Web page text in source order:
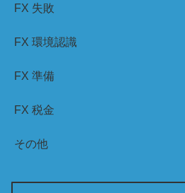
FX 失敗
FX 環境認識
FX 準備
FX 税金
その他